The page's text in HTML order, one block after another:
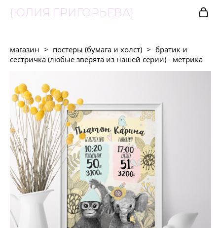
{ЮЛИЯ ГРИГОРЬЕВА}
магазин > постеры (бумага и холст) > братик и
сестричка (любые зверята из нашей серии) - метрика